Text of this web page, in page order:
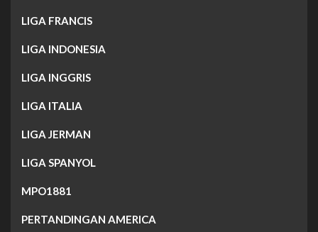
LIGA FRANCIS
LIGA INDONESIA
LIGA INGGRIS
LIGA ITALIA
LIGA JERMAN
LIGA SPANYOL
MPO1881
PERTANDINGAN AMERICA